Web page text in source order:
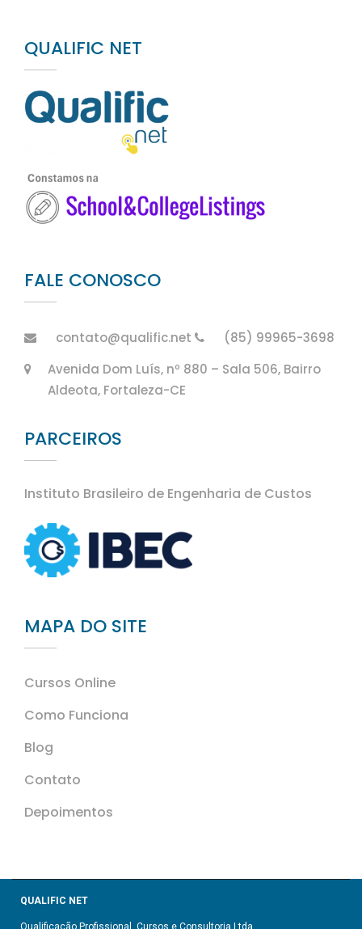
QUALIFIC NET
FALE CONOSCO
contato@qualific.net
(85) 99965-3698
Avenida Dom Luís, nº 880 – Sala 506, Bairro
Aldeota, Fortaleza-CE
PARCEIROS
Instituto Brasileiro de Engenharia de Custos
MAPA DO SITE
Cursos Online
Como Funciona
Blog
Contato
Depoimentos
QUALIFIC NET
Qualificação Profissional, Cursos e Consultoria Ltda.